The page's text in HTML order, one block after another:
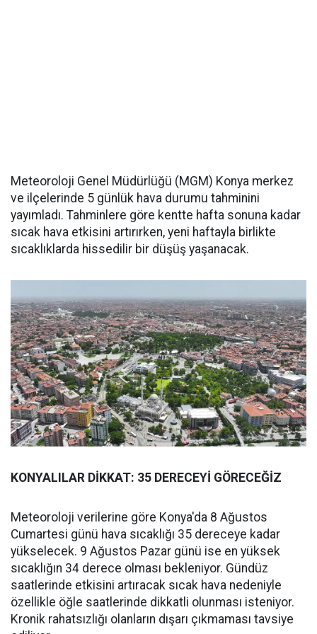
Meteoroloji Genel Müdürlüğü (MGM) Konya merkez
ve ilçelerinde 5 günlük hava durumu tahminini
yayımladı. Tahminlere göre kentte hafta sonuna kadar
sıcak hava etkisini artırırken, yeni haftayla birlikte
sıcaklıklarda hissedilir bir düşüş yaşanacak.
KONYALILAR DİKKAT: 35 DERECEYİ GÖRECEĞİZ
Meteoroloji verilerine göre Konya'da 8 Ağustos
Cumartesi günü hava sıcaklığı 35 dereceye kadar
yükselecek. 9 Ağustos Pazar günü ise en yüksek
sıcaklığın 34 derece olması bekleniyor. Gündüz
saatlerinde etkisini artıracak sıcak hava nedeniyle
özellikle öğle saatlerinde dikkatli olunması isteniyor.
Kronik rahatsızlığı olanların dışarı çıkmaması tavsiye